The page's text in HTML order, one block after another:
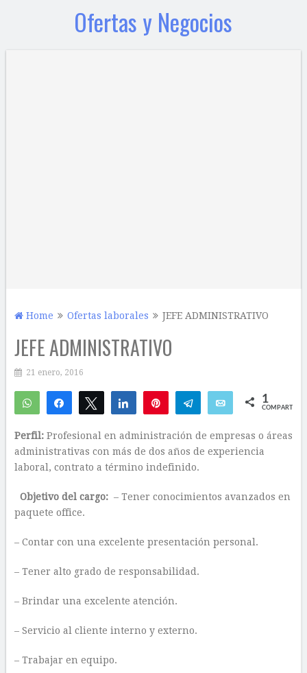
Ofertas y Negocios
Home Ofertas laborales JEFE ADMINISTRATIVO
JEFE ADMINISTRATIVO
21 enero, 2016
WhatsAppCompartirTwittear Compartir Telegram Email 1
COMPARTIR
Perfil:Profesional en administración de empresas o áreas
administrativas con más de dos años de experiencia
laboral, contrato a término indefinido.
Objetivo del cargo:– Tener conocimientos avanzados en
paquete office.
– Contar con una excelente presentación personal.
– Tener alto grado de responsabilidad.
– Brindar una excelente atención.
– Servicio al cliente interno y externo.
– Trabajar en equipo.